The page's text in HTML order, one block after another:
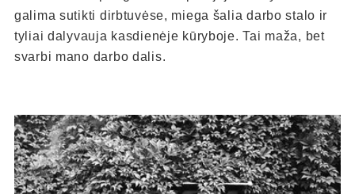
galima sutikti dirbtuvėse, miega šalia darbo stalo ir
tyliai dalyvauja kasdienėje kūryboje. Tai maža, bet
svarbi mano darbo dalis.